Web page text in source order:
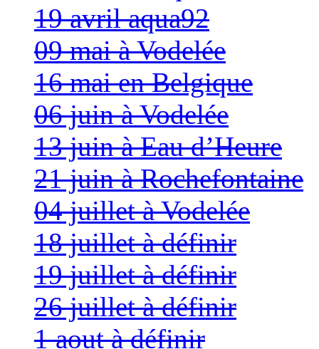
19 avril aqua92
09 mai à Vodelée
16 mai en Belgique
06 juin à Vodelée
13 juin à Eau d’Heure
21 juin à Rochefontaine
04 juillet à Vodelée
18 juillet à définir
19 juillet à définir
26 juillet à définir
1 aout à définir